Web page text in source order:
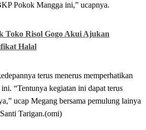
Pokok Mangga ini,” ucapnya.
Toko Risol Gogo Akui Ajukan
Halal
terus menerus memperhatikan
“Tentunya kegiatan ini dapat terus
ucap Megang bersama pemulung lainya
Tarigan.(omi)